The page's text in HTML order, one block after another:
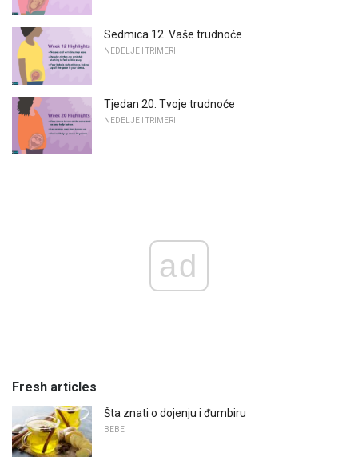
Sedmica 12. Vaše trudnoće
NEDELJE I TRIMERI
Tjedan 20. Tvoje trudnoće
NEDELJE I TRIMERI
ad
Fresh articles
Šta znati o dojenju i đumbiru
BEBE